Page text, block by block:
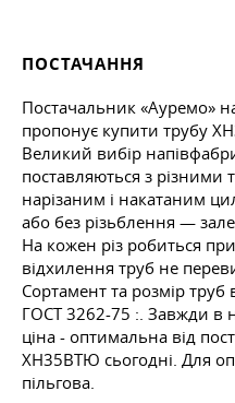
ПОСТАЧАННЯ
Постачальник «Ауремо»
пропонує купити трубу
Великий вибір
поставляються з різними
нарізаним і накатаним
або без різьблення —
На кожен різ робиться
відхилення труб не
Сортамент та розмір
ГОСТ 3262-75 :. Завжди в
ціна - оптимальна від
ХН35ВТЮ сьогодні. Для
пільгова.